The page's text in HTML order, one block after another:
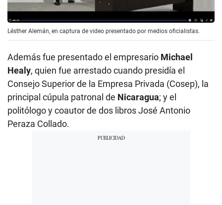
Lésther Alemán, en captura de video presentado por medios oficialistas.
Además fue presentado el empresario Michael
Healy, quien fue arrestado cuando presidía el
Consejo Superior de la Empresa Privada (Cosep), la
principal cúpula patronal de Nicaragua; y el
politólogo y coautor de dos libros José Antonio
Peraza Collado.